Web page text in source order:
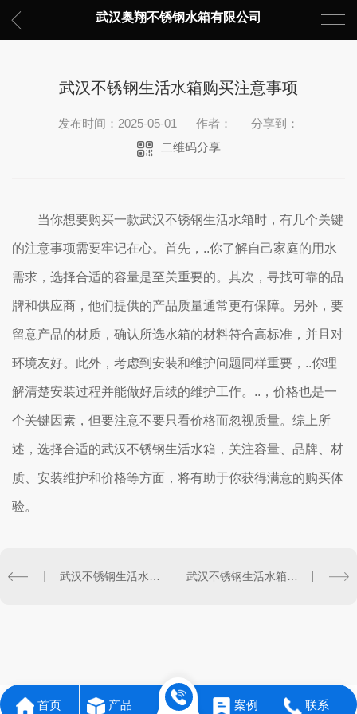
武汉奥翔不锈钢水箱有限公司
武汉不锈钢生活水箱购买注意事项
发布时间：2025-05-01 作者：
分享到：
二维码分享
当你想要购买一款武汉不锈钢生活水箱时，有几个关键
的注意事项需要牢记在心。首先，..你了解自己家庭的用水
需求，选择合适的容量是至关重要的。其次，寻找可靠的品
牌和供应商，他们提供的产品质量通常更有保障。另外，要
留意产品的材质，确认所选水箱的材料符合高标准，并且对
环境友好。此外，考虑到安装和维护问题同样重要，..你理
解清楚安装过程并能做好后续的维护工作。..，价格也是一
个关键因素，但要注意不要只看价格而忽视质量。综上所
述，选择合适的武汉不锈钢生活水箱，关注容量、品牌、材
质、安装维护和价格等方面，将有助于你获得满意的购买体
验。
首页 产品 案例 联系